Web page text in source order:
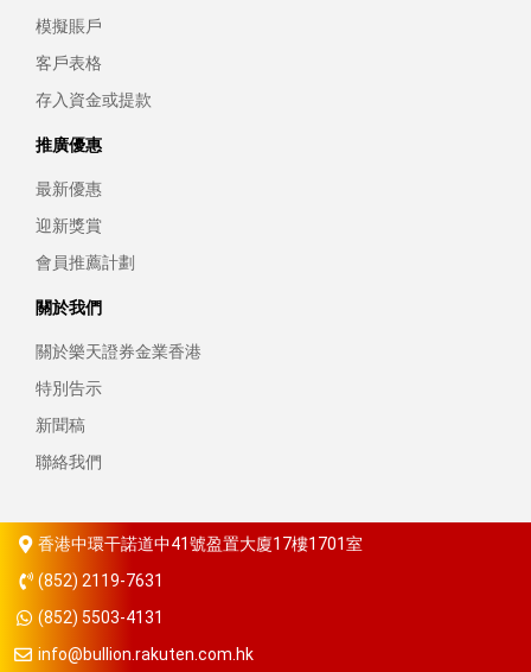
模擬賬戶
客戶表格
存入資金或提款
推廣優惠
最新優惠
迎新獎賞
會員推薦計劃
關於我們
關於樂天證券金業香港
特別告示
新聞稿
聯絡我們
香港中環干諾道中41號盈置大廈17樓1701室
(852) 2119-7631
(852) 5503-4131
info@bullion.rakuten.com.hk